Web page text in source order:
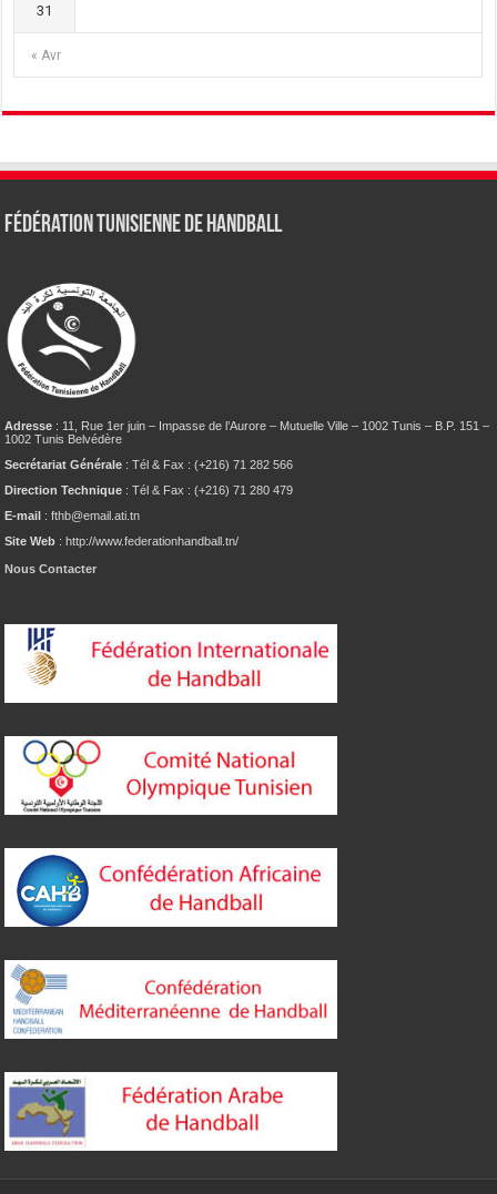
« Avr
31
Fédération tunisienne de Handball
Adresse : 11, Rue 1er juin – Impasse de l’Aurore – Mutuelle Ville – 1002 Tunis – B.P. 151 –
1002 Tunis Belvédère
Secrétariat Générale : Tél & Fax : (+216) 71 282 566
Direction Technique : Tél & Fax : (+216) 71 280 479
E-mail : fthb@email.ati.tn
Site Web : http://www.federationhandball.tn/
Nous Contacter